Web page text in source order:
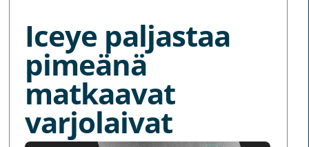
Iceye paljastaa
pimeänä
matkaavat
varjolaivat